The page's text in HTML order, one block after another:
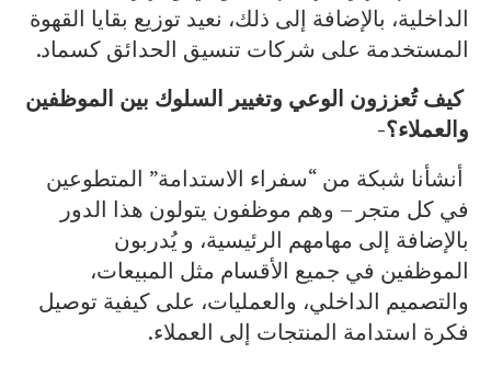
الداخلية، بالإضافة إلى ذلك، نعيد توزيع بقايا القهوة
المستخدمة على شركات تنسيق الحدائق كسماد.
كيف تُعززون الوعي وتغيير السلوك بين الموظفين
والعملاء؟-
أنشأنا شبكة من “سفراء الاستدامة” المتطوعين
في كل متجر – وهم موظفون يتولون هذا الدور
بالإضافة إلى مهامهم الرئيسية، و يُدربون
الموظفين في جميع الأقسام مثل المبيعات،
والتصميم الداخلي، والعمليات، على كيفية توصيل
فكرة استدامة المنتجات إلى العملاء.